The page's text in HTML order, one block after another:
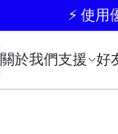
⚡ 使用
關於我們支援 好